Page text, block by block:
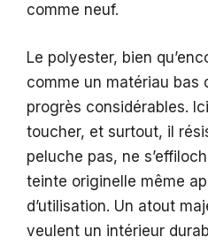
comme neuf.
Le polyester, bien
comme un matériau bas
progrès considérables.
toucher, et surtout, il
peluche pas, ne
teinte originelle même
d’utilisation. Un atout
veulent un intérieur